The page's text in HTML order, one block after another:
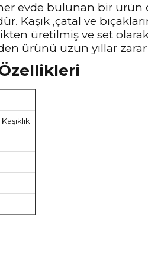
evde bulunan bir ürün
Kaşık ,çatal ve
üretilmiş ve set
ürünü uzun yıllar